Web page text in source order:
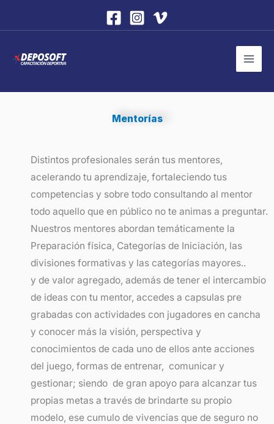
Mentorías
Distintos profesionales serán tus mentores,
acelerando tu aprendizaje, fortaleciendo tus
competencias y sobre todo consultando al mentor
todo aquello que en público no te animas a preguntar.
Nuestros mentores abordan temáticamente la
Preparación física, Categorías de Iniciación, las
divisiones formativas y las categorías mayores..
y de valor agregado, además de tener el intercambio
de ideas con tu mentor, accedes a capsulas pre
grabadas con actividades con jugadores en cancha
y conocer más la visión, perspectiva y
conocimientos de cada uno de ellos ante acciones
del juego, formas de entrenar, comunicar y
gestionar; siendo de gran apoyo para alcanzar tus
propias metas a través de brindarte su propio
modelo, ese cumulo de vivencias que de seguro no